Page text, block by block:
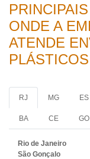
ONDE A
ATENDE
RJ MG ES
BA CE
Rio de Janeiro
São Gonçalo